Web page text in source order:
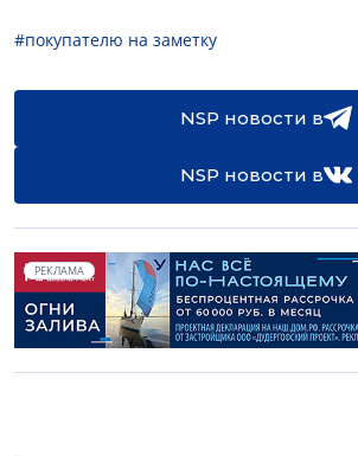
#покупателю на заметку
NSP новости в
NSP новости в
РЕКЛАМА